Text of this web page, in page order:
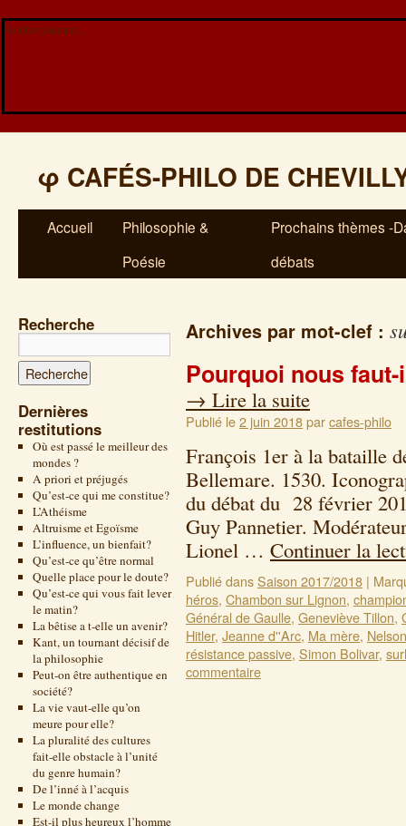
Veuillez patienter...
φ CAFÉS-PHILO DE
Accueil
Philosophie &
Poésie
Prochains thèmes -
débats
Recherche
Dernières
restitutions
Où est passé le meilleur des
mondes ?
A priori et préjugés
Qu’est-ce qui me constitue?
L’Athéisme
Altruisme et Egoïsme
L’influence, un bienfait?
Qu’est-ce qu’être normal
Quelle place pour le doute?
Qu’est-ce qui vous fait lever
le matin?
La bêtise a t-elle un avenir?
Kant, un tournant décisif de
la philosophie
Peut-on être authentique en
société?
La vie vaut-elle qu’on
meure pour elle?
La pluralité des cultures
fait-elle obstacle à l’unité
du genre humain?
De l’inné à l’acquis
Le monde change
Est-il plus heureux l’homme
Archives par mot-clef :
Pourquoi nous
→ Lire la suite
Publié le2 juin 2018parcafes-philo
François 1er à la bataille
Bellemare. 1530.
du débat du 28 février
Guy Pannetier.
Lionel … Continuer la
Publié dansSaison 2017/2018 |
héros, Chambon sur Lignon,
Général de Gaulle, Geneviève Tillon,
Hitler, Jeanne d''Arc, Ma mère,
résistance passive, Simon Bolivar,
commentaire